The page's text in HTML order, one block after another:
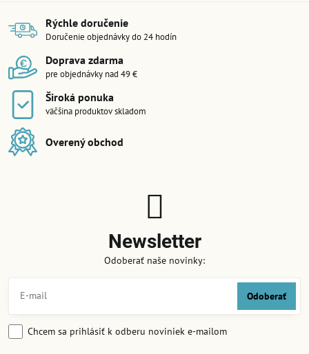
Rýchle doručenie
Doručenie objednávky do 24 hodín
Doprava zdarma
pre objednávky nad 49 €
Široká ponuka
väčšina produktov skladom
Overený obchod
Newsletter
Odoberať naše novinky:
Odoberať
Chcem sa prihlásiť k odberu noviniek e-mailom